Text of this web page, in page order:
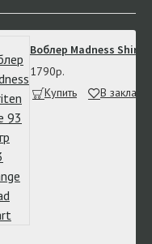
Amino Booster Mussel
В сравнение
Воблер Madness
1790р.
Купить
В